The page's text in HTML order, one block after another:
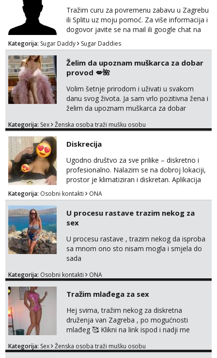
Tražim curu za povremenu zabavu u Zagrebu
ili Splitu uz moju pomoć. Za više informacija i
dogovor javite se na mail ili google chat na
oneofakind999111@gmail.com
Kategorija: Sugar Daddy Sugar Daddies
Želim da upoznam muškarca za dobar
provod 💋🌺
Volim šetnje prirodom i uživati u svakom
danu svog života. Ja sam vrlo pozitivna žena i
želim da upoznam muškarca za dobar
na link ispod i nadji me tamo, cekam te!
Kategorija: Sex Ženska osoba traži mušku osobu
Diskrecija
Ugodno društvo za sve prilike – diskretno i
profesionalno. Nalazim se na dobroj lokaciji,
prostor je klimatiziran i diskretan. Aplikacija
what sapp 0957660399.
Kategorija: Osobni kontakti ONA
U procesu rastave trazim nekog za
sex
U procesu rastave , trazim nekog da isproba
sa mnom ono sto nisam mogla i smjela do
sada
Kategorija: Osobni kontakti ONA
Tražim mlađega za sex
Hej svima, tražim nekog za diskretna
druženja van Zagreba , po mogućnosti
mlađeg 🥰 Klikni na link ispod i nadji me
Kategorija: Sex Ženska osoba traži mušku osobu